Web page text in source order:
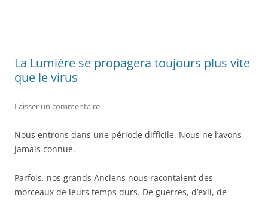
La Lumière se propagera toujours plus vite
que le virus
Laisser un commentaire
Nous entrons dans une période difficile. Nous ne l’avons
jamais connue.
Parfois, nos grands Anciens nous racontaient des
morceaux de leurs temps durs. De guerres, d’exil, de